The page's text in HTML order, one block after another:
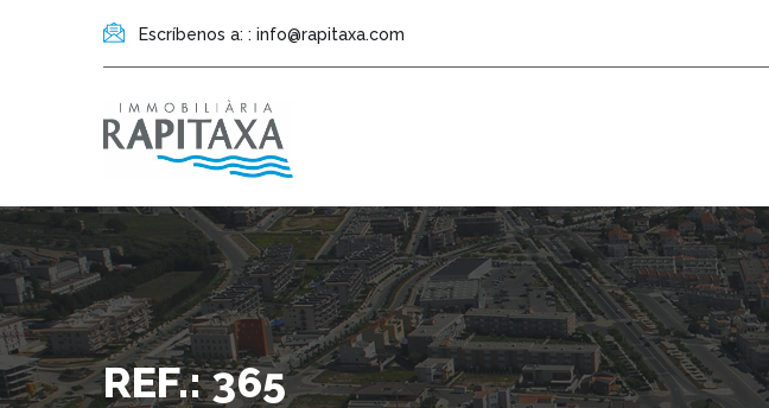
Escríbenos a: : info@rapitaxa.com
REF.: 365